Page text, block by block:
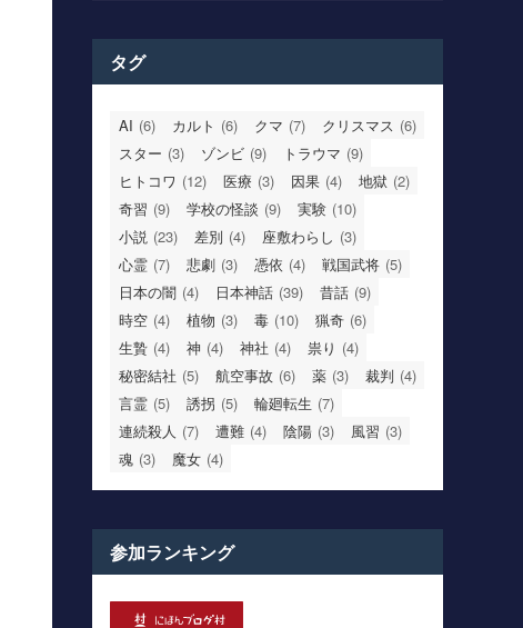
タグ
AI (6) カルト (6) クマ (7) クリスマス (6)
スター (3) ゾンビ (9) トラウマ (9)
ヒトコワ (12) 医療 (3) 因果 (4) 地獄 (2)
奇習 (9) 学校の怪談 (9) 実験 (10)
小説 (23) 差別 (4) 座敷わらし (3)
心霊 (7) 悲劇 (3) 憑依 (4) 戦国武将 (5)
日本の闇 (4) 日本神話 (39) 昔話 (9)
時空 (4) 植物 (3) 毒 (10) 猟奇 (6)
生贄 (4) 神 (4) 神社 (4) 祟り (4)
秘密結社 (5) 航空事故 (6) 薬 (3) 裁判 (4)
言霊 (5) 誘拐 (5) 輪廻転生 (7)
連続殺人 (7) 遭難 (4) 陰陽 (3) 風習 (3)
魂 (3) 魔女 (4)
参加ランキング